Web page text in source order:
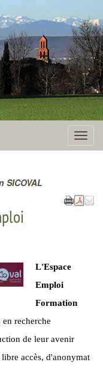
Menu
SICOVAL
L'Espace
Emploi
Formation
recherche
de leur avenir
accès, d'anonymat